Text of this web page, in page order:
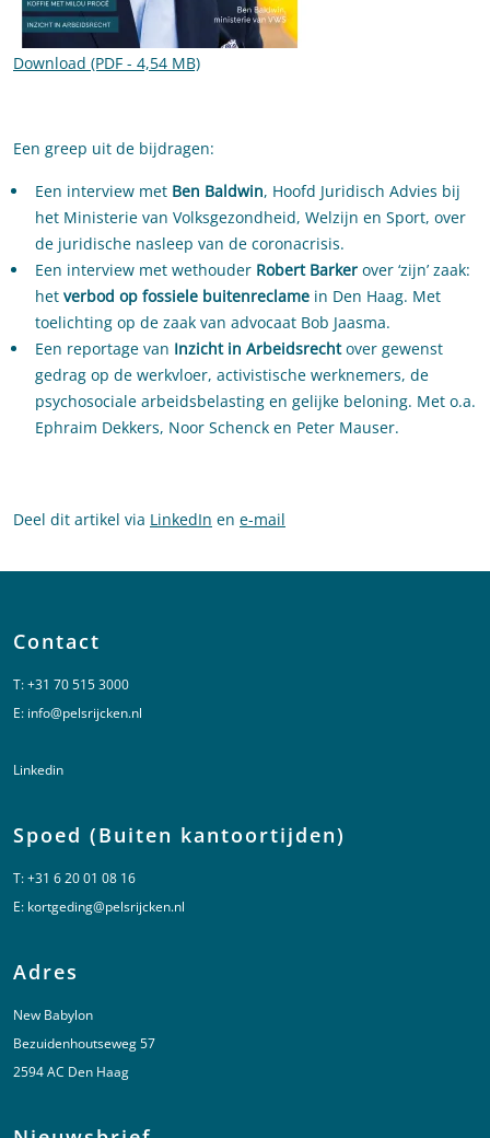
Download (PDF - 4,54 MB)
Een greep uit de bijdragen:
Een interview met Ben Baldwin, Hoofd Juridisch Advies bij
het Ministerie van Volksgezondheid, Welzijn en Sport, over
de juridische nasleep van de coronacrisis.
Een interview met wethouder Robert Barker over ‘zijn’ zaak:
het verbod op fossiele buitenreclame in Den Haag. Met
toelichting op de zaak van advocaat Bob Jaasma.
Een reportage van Inzicht in Arbeidsrechtover gewenst
gedrag op de werkvloer, activistische werknemers, de
psychosociale arbeidsbelasting en gelijke beloning. Met o.a.
Ephraim Dekkers, Noor Schenck en Peter Mauser.
Deel dit artikel via LinkedIn en e-mail
Contact
T:+31 70 515 3000
E: info@pelsrijcken.nl
Linkedin
Spoed (Buiten kantoortijden)
T:+31 6 20 01 08 16
E: kortgeding@pelsrijcken.nl
Adres
New Babylon
Bezuidenhoutseweg 57
2594 AC Den Haag